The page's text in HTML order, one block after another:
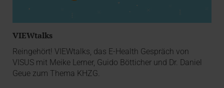
VIEWtalks
Reingehört! VIEWtalks, das E-Health Gespräch von
VISUS mit Meike Lerner, Guido Bötticher und Dr. Daniel
Geue zum Thema KHZG.